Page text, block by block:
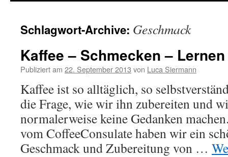
Schlagwort-Archive: Geschmack
Kaffee – Schmecken – Lernen
Publiziert am 22. September 2013 von Luca Siermann
Kaffee ist so alltäglich, so
die Frage, wie wir ihn zubereiten und
normalerweise keine Gedanken
vom CoffeeConsulate haben wir ein
Geschmack und Zubereitung von …